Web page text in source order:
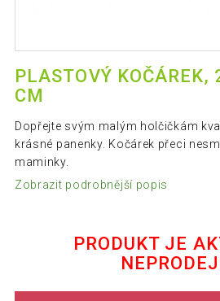
PLASTOVÝ
CM
Dopřejte svým malým holčičkám
krásné panenky. Kočárek přeci
maminky.
Zobrazit podrobnější popis
PRODUKT JE